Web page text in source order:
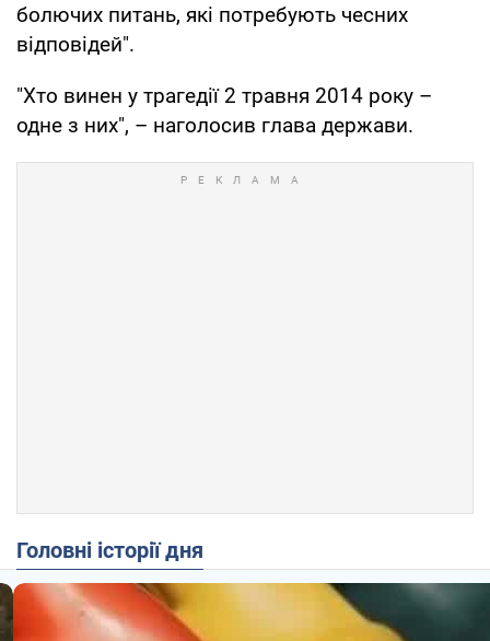
болючих питань, які потребують чесних
відповідей".
"Хто винен у трагедії 2 травня 2014 року –
одне з них", – наголосив глава держави.
Головні історії дня